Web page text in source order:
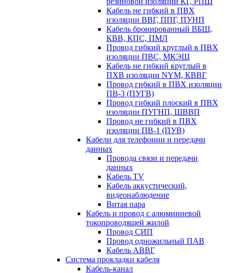
Кабель не гибкий в ПВХ
изоляции ВВГ, ППГ, ПУНП
Кабель бронированный ВБШ,
КВВ, КПС, ПМЛ
Провод гибкий круглый в ПВХ
изоляции ПВС, МКЭШ
Кабель не гибкий круглый в
ПХВ изоляции NYM, КВВГ
Провод гибкий в ПВХ изоляции
ПВ-3 (ПУГВ)
Провод гибкий плоский в ПВХ
изоляции ПУГНП, ШВВП
Провод не гибкий в ПВХ
изоляции ПВ-1 (ПУВ)
Кабели для телефонии и передачи
данных
Провода связи и передачи
данных
Кабель TV
Кабель аккустический,
видеонаблюдение
Витая пара
Кабель и провод с алюминиевой
токопроводящей жилой
Провод СИП
Провод одножильный ПАВ
Кабель АВВГ
Система прокладки кабеля
Кабель-канал